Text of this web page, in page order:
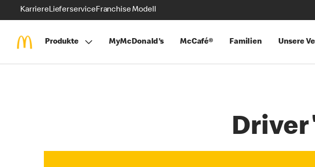
KarriereLieferserviceFranchise Modell
Produkte MyMcDonald’s McCafé® Familien Unsere